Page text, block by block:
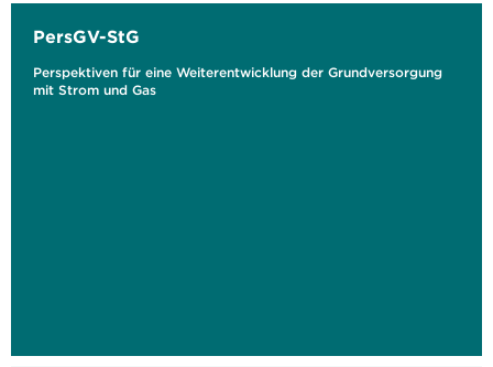
PersGV-StG
Perspektiven für eine Weiterentwicklung der Grundversorgung
mit Strom und Gas